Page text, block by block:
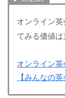
オンライン
てみる価値は
オンライン英
【みんなの英